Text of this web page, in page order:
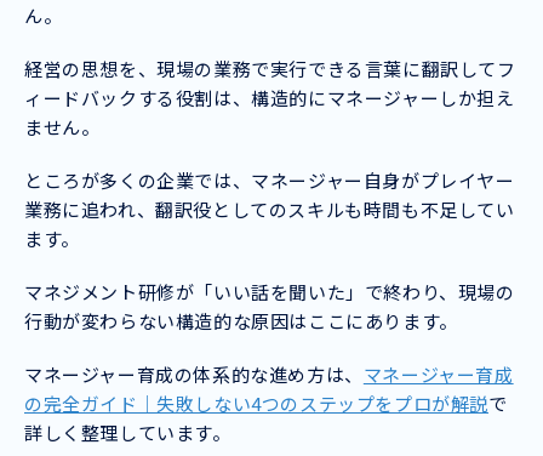
ん。
経営の思想を、現場の業務で実行できる言葉に翻訳してフ
ィードバックする役割は、構造的にマネージャーしか担え
ません。
ところが多くの企業では、マネージャー自身がプレイヤー
業務に追われ、翻訳役としてのスキルも時間も不足してい
ます。
マネジメント研修が「いい話を聞いた」で終わり、現場の
行動が変わらない構造的な原因はここにあります。
マネージャー育成の体系的な進め方は、 マネージャー育成
の完全ガイド｜失敗しない4つのステップをプロが解説で
詳しく整理しています。